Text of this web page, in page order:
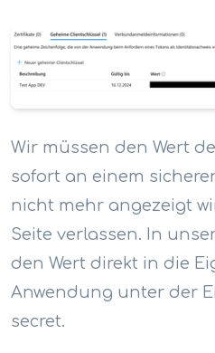
Wir müssen den Wert
sofort an einem
nicht mehr angezeigt
Seite verlassen. In
den Wert direkt in die
Anwendung unter der
secret.